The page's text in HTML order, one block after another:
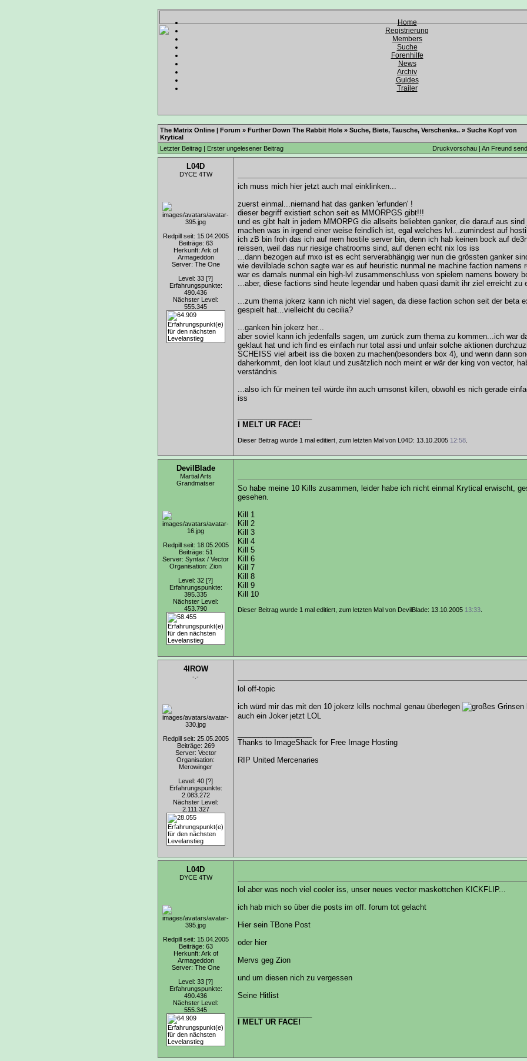
Home
Registrierung
Members
Suche
Forenhilfe
News
Archiv
Guides
Trailer
The Matrix Online | Forum » Further Down The Rabbit Hole » Suche, Biete, Tausche, Verschenke.. » Suche Kopf von
Krytical
Letzter Beitrag | Erster ungelesener Beitrag Druckvorschau | An Freund
L04D
DYCE 4TW
Redpill seit: 15.04.2005
Beiträge: 63
Herkunft: Ark of
Armageddon
Server: The One
Level: 33 [?]
Erfahrungspunkte:
490.436
Nächster Level:
555.345
ich muss mich hier jetzt auch mal einklinken...
zuerst einmal...niemand hat das ganken 'erfunden' !
dieser begriff existiert schon seit es MMORPGS gibt!!!
und es gibt halt in jedem MMORPG die allseits beliebten ganker, die darauf aus
machen was in irgend einer weise feindlich ist, egal welches lvl...zumindest auf
ich zB bin froh das ich auf nem hostile server bin, denn ich hab keinen bock auf
reissen, weil das nur riesige chatrooms sind, auf denen echt nix los iss
...dann bezogen auf mxo ist es echt serverabhängig wer nun die grössten ganker
wie devilblade schon sagte war es auf heuristic nunmal ne machine faction namens
war es damals nunmal ein high-lvl zusammenschluss von spielern namens bowery
...aber, diese factions sind heute legendär und haben quasi damit ihr ziel erreicht zu
...zum thema jokerz kann ich nicht viel sagen, da diese faction schon seit der beta
gespielt hat...vielleicht du cecilia?
...ganken hin jokerz her...
aber soviel kann ich jedenfalls sagen, um zurück zum thema zu kommen...ich war
geklaut hat und ich find es einfach nur total assi und unfair solche aktionen
SCHEISS viel arbeit iss die boxen zu machen(besonders box 4), und wenn dann
daherkommt, den loot klaut und zusätzlich noch meint er wär der king von vector,
verständnis
...also ich für meinen teil würde ihn auch umsonst killen, obwohl es nich gerade
iss
I MELT UR FACE!
Dieser Beitrag wurde 1 mal editiert, zum letzten Mal von L04D: 13.10.2005 12:58
DevilBlade
Martial Arts
Grandmatser
Redpill seit: 18.05.2005
Beiträge: 51
Server: Syntax / Vector
Organisation: Zion
Level: 32 [?]
Erfahrungspunkte:
395.335
Nächster Level:
453.790
So habe meine 10 Kills zusammen, leider habe ich nicht einmal Krytical erwischt,
gesehen.
Kill 1
Kill 2
Kill 3
Kill 4
Kill 5
Kill 6
Kill 7
Kill 8
Kill 9
Kill 10
Dieser Beitrag wurde 1 mal editiert, zum letzten Mal von DevilBlade: 13.10.2005 13:33
4IROW
-.-
Redpill seit: 25.05.2005
Beiträge: 269
Server: Vector
Organisation:
Merowinger
Level: 40 [?]
Erfahrungspunkte:
2.083.272
Nächster Level:
2.111.327
lol off-topic
ich würd mir das mit den 10 jokerz kills nochmal genau überlegen
auch ein Joker jetzt LOL
Thanks to ImageShack for Free Image Hosting
RIP United Mercenaries
L04D
DYCE 4TW
Redpill seit: 15.04.2005
Beiträge: 63
Herkunft: Ark of
Armageddon
Server: The One
Level: 33 [?]
Erfahrungspunkte:
490.436
Nächster Level:
555.345
lol aber was noch viel cooler iss, unser neues vector maskottchen KICKFLIP...
ich hab mich so über die posts im off. forum tot gelacht
Hier sein TBone Post
oder hier
Mervs geg Zion
und um diesen nich zu vergessen
Seine Hitlist
I MELT UR FACE!